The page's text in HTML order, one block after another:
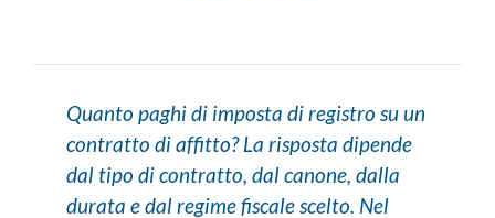
Quanto paghi di imposta di registro su un
contratto di affitto? La risposta dipende
dal tipo di contratto, dal canone, dalla
durata e dal regime fiscale scelto. Nel